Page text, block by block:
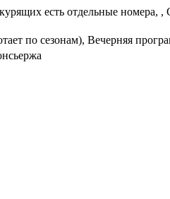
есть отдельные номера,
по сезонам), Вечерняя